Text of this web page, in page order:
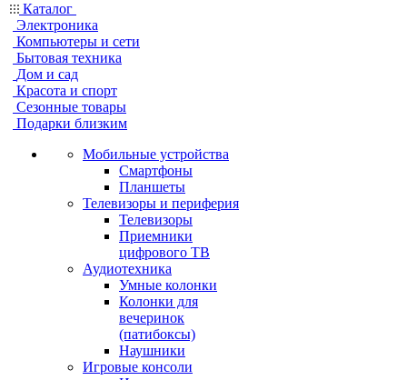
Каталог
Электроника
Компьютеры и сети
Бытовая техника
Дом и сад
Красота и спорт
Сезонные товары
Подарки близким
Мобильные устройства
Смартфоны
Планшеты
Телевизоры и периферия
Телевизоры
Приемники
цифрового ТВ
Аудиотехника
Умные колонки
Колонки для
вечеринок
(патибоксы)
Наушники
Игровые консоли